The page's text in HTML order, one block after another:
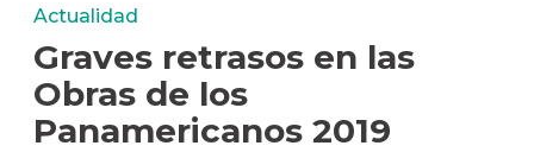
Actualidad
Graves retrasos en las
Obras de los
Panamericanos 2019